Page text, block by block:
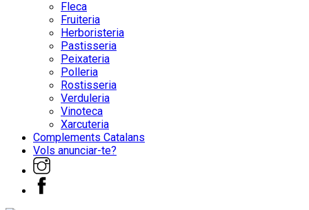
Fleca
Fruiteria
Herboristeria
Pastisseria
Peixateria
Polleria
Rostisseria
Verduleria
Vinoteca
Xarcuteria
Complements Catalans
Vols anunciar-te?